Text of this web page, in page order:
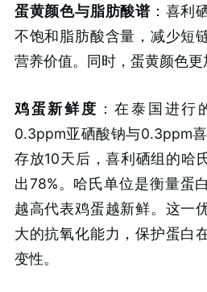
蛋黄颜色与脂肪酸谱 ：喜利
不饱和脂肪酸含量，减少短
营养价值。同时，蛋黄颜色更
鸡蛋新鲜度 ：在泰国进行
0.3ppm亚硒酸钠与0.3ppm
存放10天后，喜利硒组的哈
出78%。哈氏单位是衡量蛋
越高代表鸡蛋越新鲜。这一
大的抗氧化能力，保护蛋白
变性。